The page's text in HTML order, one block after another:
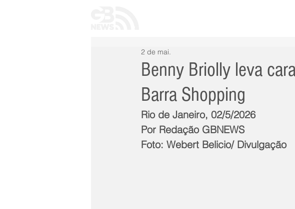
Benny Briolly leva
Barra Shopping
2 de mai.
Rio de Janeiro, 02/5/2026
Por Redação GBNEWS
Foto: Webert Belicio/ Divulgação